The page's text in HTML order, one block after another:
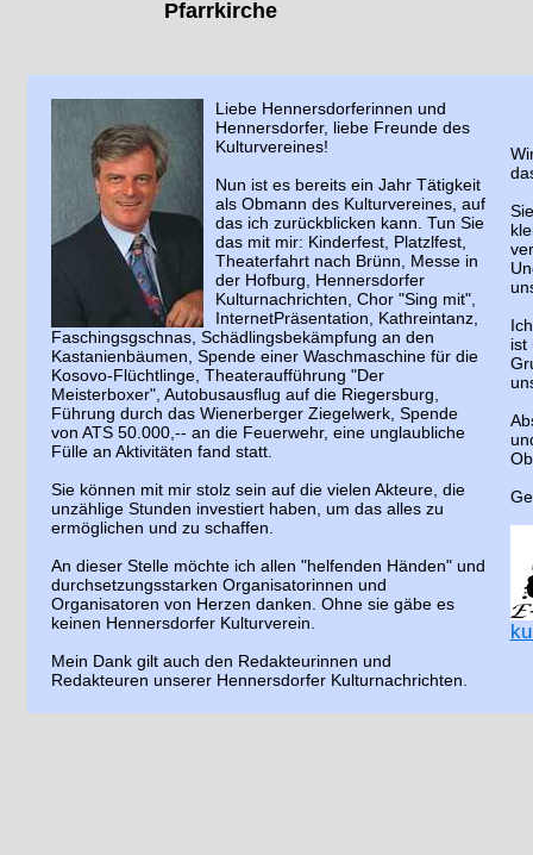
Pfarrkirche
Liebe Hennersdorferinnen und
Hennersdorfer, liebe Freunde des
Kulturvereines!
Nun ist es bereits ein Jahr Tätigkeit
als Obmann des Kulturvereines, auf
das ich zurückblicken kann. Tun Sie
das mit mir: Kinderfest, Platzlfest,
Theaterfahrt nach Brünn, Messe in
der Hofburg, Hennersdorfer
Kulturnachrichten, Chor "Sing mit",
InternetPräsentation, Kathreintanz,
Faschingsgschnas, Schädlingsbekämpfung an den
Kastanienbäumen, Spende einer Waschmaschine für die
Kosovo-Flüchtlinge, Theateraufführung "Der
Meisterboxer", Autobusausflug auf die Riegersburg,
Führung durch das Wienerberger Ziegelwerk, Spende
von ATS 50.000,-- an die Feuerwehr, eine unglaubliche
Fülle an Aktivitäten fand statt.
Sie können mit mir stolz sein auf die vielen Akteure, die
unzählige Stunden investiert haben, um das alles zu
ermöglichen und zu schaffen.
An dieser Stelle möchte ich allen "helfenden Händen" und
durchsetzungsstarken Organisatorinnen und
Organisatoren von Herzen danken. Ohne sie gäbe es
keinen Hennersdorfer Kulturverein.
Mein Dank gilt auch den Redakteurinnen und
Redakteuren unserer Hennersdorfer Kulturnachrichten.
ist